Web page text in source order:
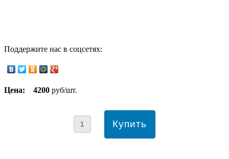
Поддержите нас в соцсетях:
Цена: 4200 руб/шт.